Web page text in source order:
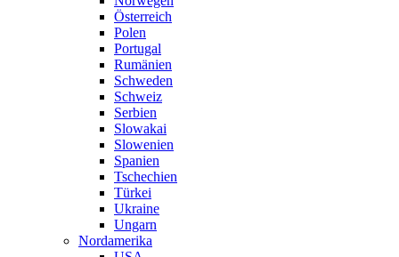
Österreich
Polen
Portugal
Rumänien
Schweden
Schweiz
Serbien
Slowakai
Slowenien
Spanien
Tschechien
Türkei
Ukraine
Ungarn
Nordamerika